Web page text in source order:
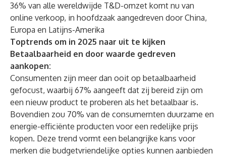
36% van alle wereldwijde T&D-omzet komt nu van
online verkoop, in hoofdzaak aangedreven door China,
Europa en Latijns-Amerika
Toptrends om in 2025 naar uit te kijken
Betaalbaarheid en door waarde gedreven
aankopen:
Consumenten zijn meer dan ooit op betaalbaarheid
gefocust, waarbij 67% aangeeft dat zij bereid zijn om
een nieuw product te proberen als het betaalbaar is.
Bovendien zou 70% van de consumernten duurzame en
energie-efficiënte producten voor een redelijke prijs
kopen. Deze trend vormt een belangrijke kans voor
merken die budgetvriendelijke opties kunnen aanbieden